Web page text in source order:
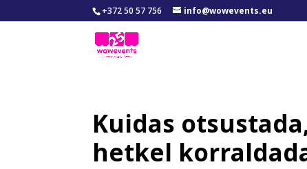
+372 50 57 756 info@wowevents.eu
Kuidas
hetkel